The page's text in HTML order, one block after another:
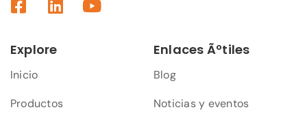
Explore
Inicio
Productos
Enlaces Ãºtiles
Blog
Noticias y eventos